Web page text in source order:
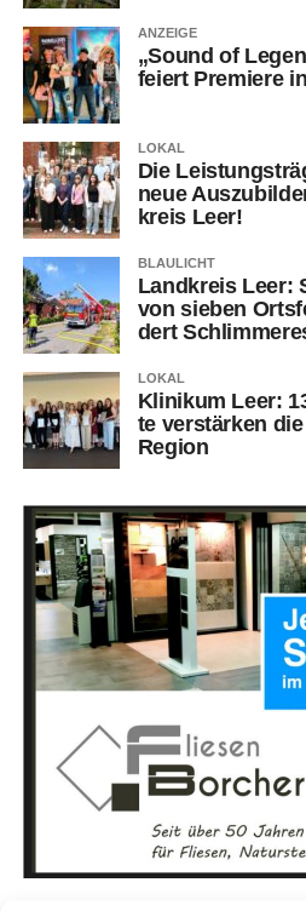
ANZEIGE
„Sound of
fei­ert Pre­mie­re
LOKAL
Die
neue
kreis Leer!
BLAULICHT
Land­kreis Leer:
von sie­ben
dert
LOKAL
Kli­ni­kum Leer:
te ver­stär­ken
Region